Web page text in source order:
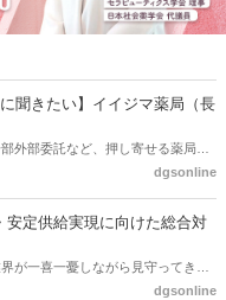
聞きたい】イイジマ薬局（長
外部委託など、押し寄せる薬局業
の波を薬局業界はどう受け止めた
問題について、厚労省「薬局薬剤
ーキンググループ」に参考人とし
野県上田市）開設者である飯島裕
dgsonline
安定供給実現に向けた総合対
が一喜一憂しながら見守ってきた
現に向けた総合対策に関する有識
dgsonline